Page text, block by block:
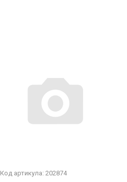
Код артикула: 202874